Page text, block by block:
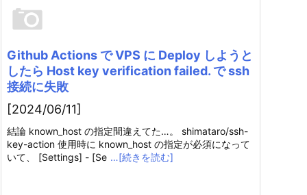
Github Actions で VPS に Deploy しようと
したら Host key verification failed. で ssh
接続に失敗
[2024/06/11]
結論 known_host の指定間違えてた…。 shimataro/ssh-
key-action 使用時に known_host の指定が必須になって
いて、 [Settings] - [Se …[続きを読む]